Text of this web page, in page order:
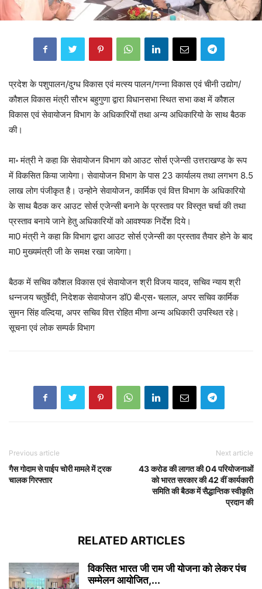
प्रदेश के पशुपालन/दुग्ध विकास एवं मत्स्य पालन/गन्ना विकास एवं चीनी उद्योग/
कौशल विकास मंत्री सौरभ बहुगुणा द्वारा विधानसभा स्थित सभा कक्ष में कौशल
विकास एवं सेवायोजन विभाग के अधिकारियों तथा अन्य अधिकारियो के साथ बैठक
की।
मा॰ मंत्री ने कहा कि सेवायोजन विभाग को आउट सोर्स एजेन्सी उत्तराखण्ड के रूप
में विकसित किया जायेगा। सेवायोजन विभाग के पास 23 कार्यालय तथा लगभग 8.5
लाख लोग पंजीकृत है। उन्होने सेवायोजन, कार्मिक एवं वित्त विभाग के अधिकारियो
के साथ बैठक कर आउट सोर्स एजेन्सी बनाने के प्रस्ताव पर विस्तृत चर्चा की तथा
प्रस्ताव बनाये जाने हेतु अधिकारियों को आवश्यक निर्देश दिये।
मा0 मंत्री ने कहा कि विभाग द्वारा आउट सोर्स एजेन्सी का प्रस्ताव तैयार होने के बाद
मा0 मुख्यमंत्री जी के समक्ष रखा जायेगा।
बैठक में सचिव कौशल विकास एवं सेवायोजन श्री विजय यादव, सचिव न्याय श्री
धन्नजय चतुर्वेदी, निदेशक सेवायोजन डॉ0 बी॰एस॰ चलाल, अपर सचिव कार्मिक
सुमन सिंह वल्दिया, अपर सचिव वित्त रोहित मीणा अन्य अधिकारी उपस्थित रहे।
सूचना एवं लोक सम्पर्क विभाग
Previous article
गैस गोदाम से पाईप चोरी मामले में ट्रक
चालक गिरफ्तार
Next article
43 करोड की लागत की 04 परियोजनाओं
को भारत सरकार की 42 वीं कार्यकारी
समिति की बैठक में सैद्धान्तिक स्वीकृति
प्रदान की
RELATED ARTICLES
विकसित भारत जी राम जी योजना को लेकर पंच
सम्मेलन आयोजित,...